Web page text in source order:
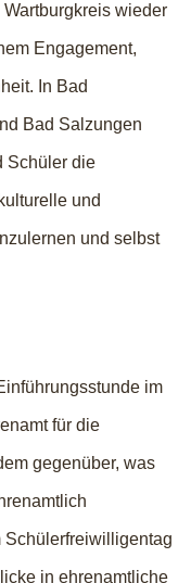
wieder
Engagement,
In Bad
Bad Salzungen
Schüler die
und
und selbst
im
für die
gegenüber, was
Schülerfreiwilligentag
in ehrenamtliche